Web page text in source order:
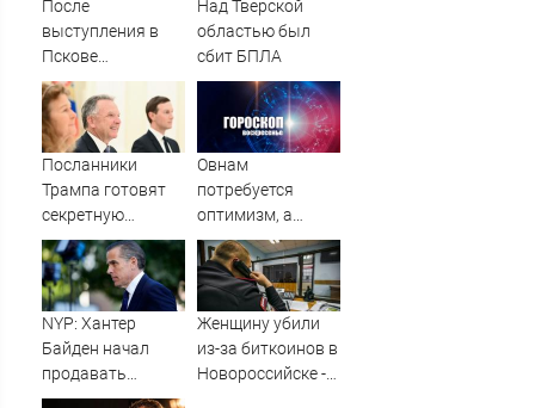
После
выступления в
Пскове
группировка
«Ленинград»
отменила
концерты в
Якутске и
Над Тверской
областью был
сбит БПЛА
Посланники
Трампа готовят
секретную
миссию в Москву
и Киев
Овнам
потребуется
оптимизм, а
Водолеям –
настойчивость:
гороскоп на
воскресенье, 9
августа
NYP: Хантер
Байден начал
продавать
собственные
Женщину убили
из-за биткоинов в
Новороссийске -